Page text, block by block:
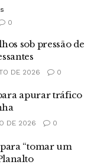
0
sob pressão de
DE 2026 0
apurar tráfico
DE 2026 0
“tomar um